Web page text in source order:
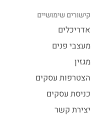
קישורים שימושיים
אדריכלים
מעצבי פנים
מגזין
הצטרפות עסקים
כניסת עסקים
יצירת קשר